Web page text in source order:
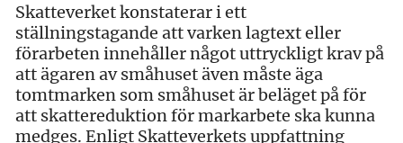
Skatteverket konstaterar i ett
ställningstagande att varken lagtext eller
förarbeten innehåller något uttryckligt krav på
att ägaren av småhuset även måste äga
tomtmarken som småhuset är beläget på för
att skattereduktion för markarbete ska kunna
medges. Enligt Skatteverkets uppfattning